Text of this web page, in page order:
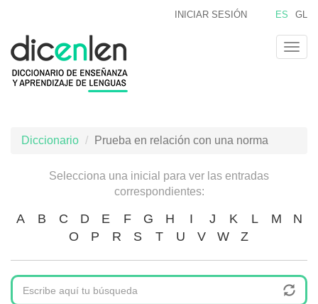
contenido
principal
ES GL
INICIAR SESIÓN
Diccionario Prueba en relación con una norma
Selecciona una inicial para ver las entradas
correspondientes:
A B C D E F G H I J K L M
N
O
P R S T U V W Z